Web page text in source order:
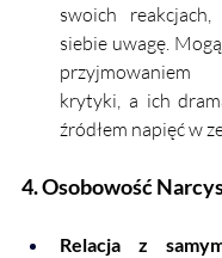
swoich
siebie uwagę.
przyjmowaniem
krytyki, a ich
źródłem napięć w
4. Osobowość
Relacja z